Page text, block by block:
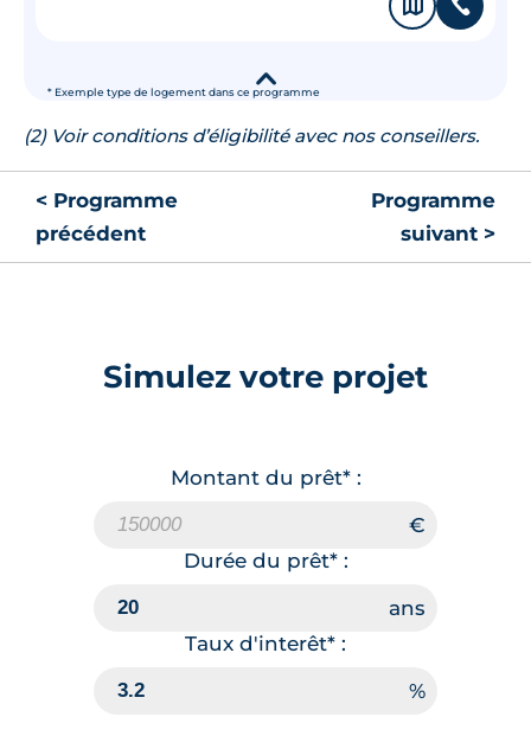
* Exemple type de logement dans ce programme
📞
▾
(2) Voir conditions d’éligibilité avec nos conseillers.
< Programme
précédent
Programme
suivant >
Simulez votre projet
Montant du prêt* :
Durée du prêt* :
Taux d'interêt* :